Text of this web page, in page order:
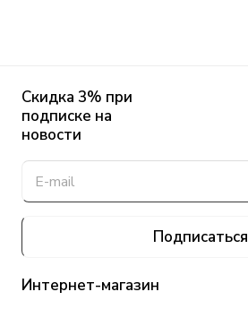
Скидка 3% при
подписке на
новости
Подписаться
Интернет-магазин